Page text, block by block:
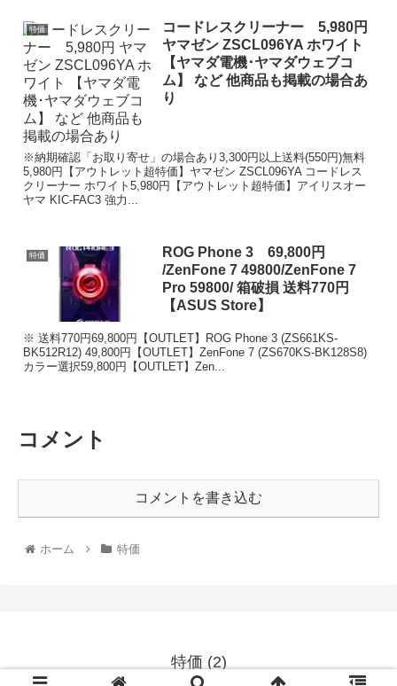
特価
コードレスクリーナー 5,980円
ヤマゼン ZSCL096YA ホワイト
【ヤマダ電機･ヤマダウェブコ
ム】 など 他商品も掲載の場合あ
り
※納期確認「お取り寄せ」の場合あり3,300円以上送料(550円)無料
5,980円【アウトレット超特価】ヤマゼン ZSCL096YA コードレス
クリーナー ホワイト5,980円【アウトレット超特価】アイリスオー
ヤマ KIC-FAC3 強力...
特価
ROG Phone 3 69,800円
/ZenFone 7 49800/ZenFone 7
Pro 59800/ 箱破損 送料770円
【ASUS Store】
※ 送料770円69,800円【OUTLET】ROG Phone 3 (ZS661KS-
BK512R12) 49,800円【OUTLET】ZenFone 7 (ZS670KS-BK128S8)
カラー選択59,800円【OUTLET】Zen...
コメント
コメントを書き込む
ホーム 特価
特価 (2)